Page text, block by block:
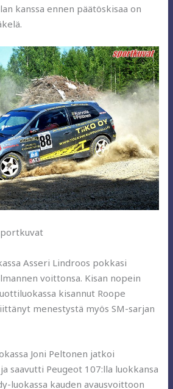
kanssa ennen päätöskisaa on
Asseri Lindroos pokkasi
voittonsa. Kisan nopein
kisannut Roope
menestystä myös SM-sarjan
Joni Peltonen jatkoi
saavutti Peugeot 107:lla luokkansa
luokassa kauden avausvoittoon